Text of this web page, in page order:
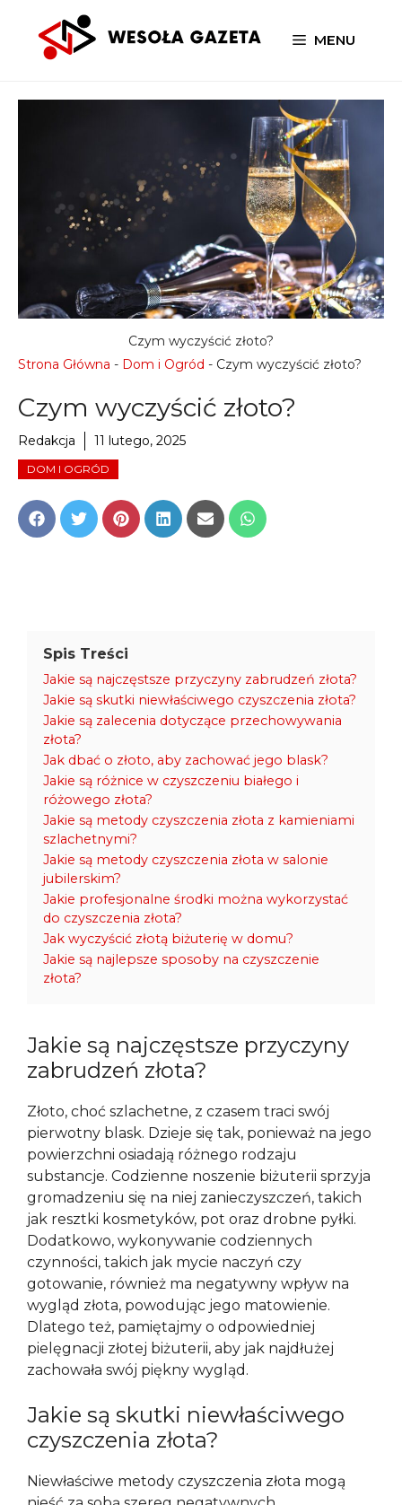
MENU
Strona Główna - Dom i Ogród - Czym wyczyścić złoto?
Czym wyczyścić złoto?
Redakcja 11 lutego, 2025
DOM I OGRÓD
Share
on
Share
on
Share
on
Share
on
Share
on
Share
on
Czym wyczyścić złoto?
Spis Treści
Jakie są najczęstsze przyczyny zabrudzeń złota?
Jakie są skutki niewłaściwego czyszczenia złota?
Jakie są zalecenia dotyczące przechowywania
złota?
Jak dbać o złoto, aby zachować jego blask?
Jakie są różnice w czyszczeniu białego i
różowego złota?
Jakie są metody czyszczenia złota z kamieniami
szlachetnymi?
Jakie są metody czyszczenia złota w salonie
jubilerskim?
Jakie profesjonalne środki można wykorzystać
do czyszczenia złota?
Jak wyczyścić złotą biżuterię w domu?
Jakie są najlepsze sposoby na czyszczenie
złota?
Jakie są najczęstsze przyczyny
zabrudzeń złota?
Złoto, choć szlachetne, z czasem traci swój
pierwotny blask. Dzieje się tak, ponieważ na jego
powierzchni osiadają różnego rodzaju
substancje. Codzienne noszenie biżuterii sprzyja
gromadzeniu się na niej zanieczyszczeń, takich
jak resztki kosmetyków, pot oraz drobne pyłki.
Dodatkowo, wykonywanie codziennych
czynności, takich jak mycie naczyń czy
gotowanie, również ma negatywny wpływ na
wygląd złota, powodując jego matowienie.
Dlatego też, pamiętajmy o odpowiedniej
pielęgnacji złotej biżuterii, aby jak najdłużej
zachowała swój piękny wygląd.
Jakie są skutki niewłaściwego
czyszczenia złota?
Niewłaściwe metody czyszczenia złota mogą